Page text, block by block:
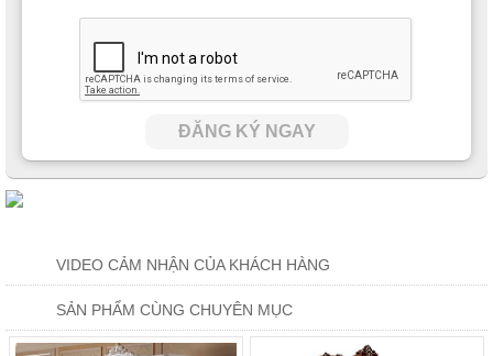
ĐĂNG KÝ NGAY
VIDEO CẢM NHẬN CỦA KHÁCH HÀNG
SẢN PHẨM CÙNG CHUYÊN MỤC